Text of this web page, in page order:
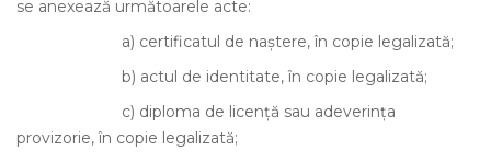
se anexează următoarele acte:
a) certificatul de naştere, în copie legalizată;
b) actul de identitate, în copie legalizată;
c) diploma de licenţă sau adeverinţa
provizorie, în copie legalizată;